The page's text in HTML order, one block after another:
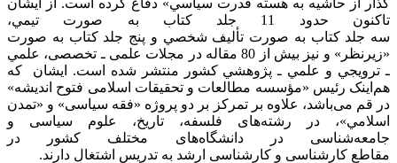
تاکنون حدود 11 جلد کتاب به صورت تيمي،
سه جلد كتاب به صورت تأليف شخصي و پنج جلد كتاب به صورت
«زيرنظر» و نیز بيش از 80 مقاله در مجلات علمی ـ تخصصی، علمي
ـ ترويجي و علمي ـ پژوهشي کشور منتشر شده است. ایشان که
هم‌اینک رئیس «مؤسسه مطالعات و تحقیقات اسلامی فتوح اندیشه»
در قم می‌باشد، علاوه بر تمرکز بر دو پروژه «فقه سیاسی» و «تمدن
اسلامي»، در رشته‌های فلسفه، تاریخ، علوم سیاسی و
جامعه‌شناسی در دانشگاه‌های مختلف کشور در
مقاطع کارشناسی و کارشناسی ارشد به تدریس اشتغال دارند.